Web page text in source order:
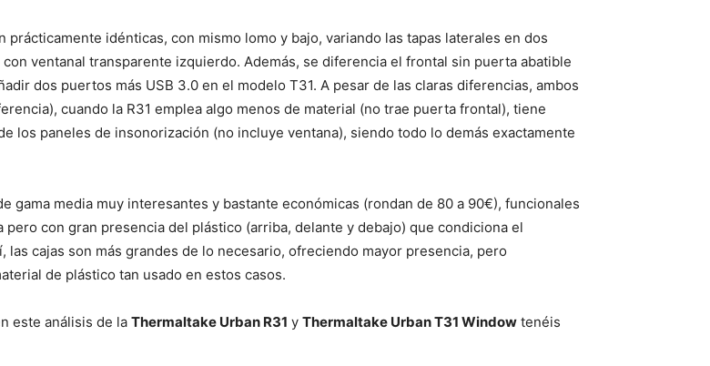
prácticamente idénticas, con mismo lomo y bajo, variando las tapas laterales en dos
ventanal transparente izquierdo. Además, se diferencia el frontal sin puerta abatible
dos puertos más USB 3.0 en el modelo T31. A pesar de las claras diferencias, ambos
cuando la R31 emplea algo menos de material (no trae puerta frontal), tiene
los paneles de insonorización (no incluye ventana), siendo todo lo demás exactamente
gama media muy interesantes y bastante económicas (rondan de 80 a 90€), funcionales
con gran presencia del plástico (arriba, delante y debajo) que condiciona el
cajas son más grandes de lo necesario, ofreciendo mayor presencia, pero
de plástico tan usado en estos casos.
este análisis de la Thermaltake Urban R31 y Thermaltake Urban T31 Window tenéis